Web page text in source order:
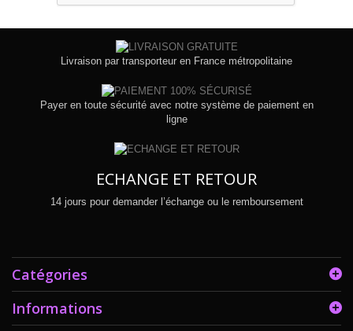
Livraison par transporteur en France métropolitaine
Payer en toute sécurité avec notre système de paiement en
ligne
ECHANGE ET RETOUR
14 jours pour demander l’échange ou le remboursement
Catégories
Informations